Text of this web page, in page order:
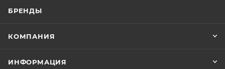
БРЕНДЫ
КОМПАНИЯ
ИНФОРМАЦИЯ